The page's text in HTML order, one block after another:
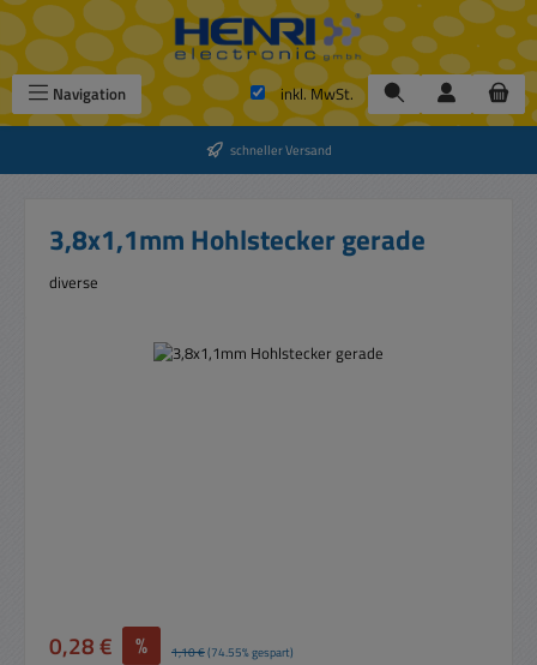
Zum Hauptinhalt springen
Navigation inkl. MwSt.
schneller Versand
3,8x1,1mm Hohlstecker gerade
diverse
Bildergalerie überspringen
Verkaufspreis:
0,28 € % Regulärer Preis:
1,10 €(74.55% gespart)